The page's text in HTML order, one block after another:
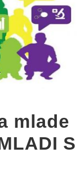
mlade
S